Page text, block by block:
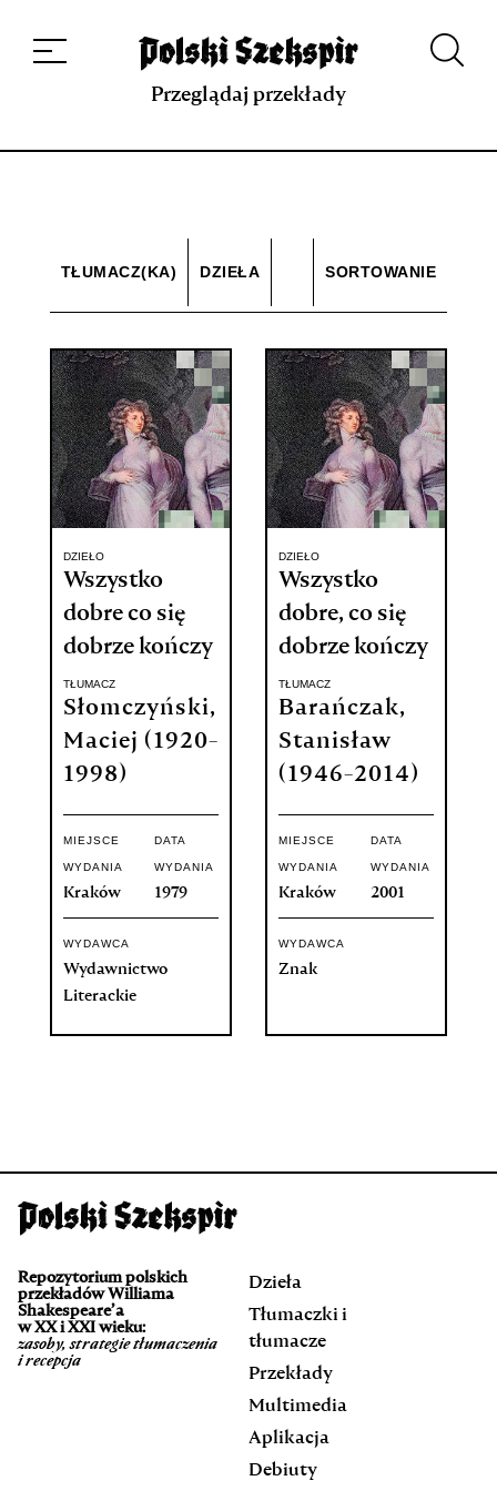
projekcie
Kontakt Indeks strony Aplikacja
Repozytorium XIX w.
Przeglądaj przekłady
TŁUMACZ(KA) DZIEŁA SORTOWANIE
DZIEŁO
Wszystko
dobre co się
dobrze kończy
TŁUMACZ
Słomczyński,
Maciej (1920-
1998)
MIEJSCE
WYDANIA
Kraków
DATA
WYDANIA
1979
WYDAWCA
Wydawnictwo
Literackie
DZIEŁO
Wszystko
dobre, co się
dobrze kończy
TŁUMACZ
Barańczak,
Stanisław
(1946-2014)
MIEJSCE
WYDANIA
Kraków
DATA
WYDANIA
2001
WYDAWCA
Znak
Repozytorium polskich
przekładów Williama
Shakespeare’a
w XX i XXI wieku:
zasoby, strategie tłumaczenia
i recepcja
Dzieła
Tłumaczki i
tłumacze
Przekłady
Multimedia
Aplikacja
Debiuty